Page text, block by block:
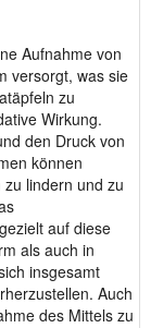
Aufnahme von
versorgt, was sie
zu
Wirkung.
den Druck von
können
lindern und zu
auf diese
als auch in
insgesamt
Auch
des Mittels zu